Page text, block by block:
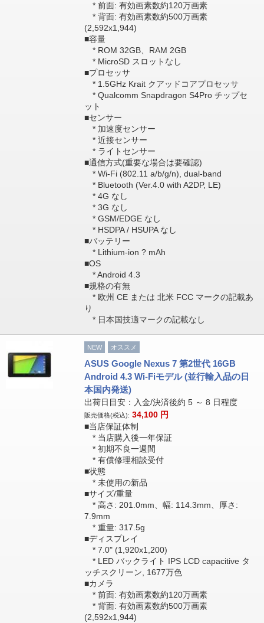
* 前面: 有効画素数約120万画素
* 背面: 有効画素数約500万画素
(2,592x1,944)
■容量
* ROM 32GB、RAM 2GB
* MicroSD スロットなし
■プロセッサ
* 1.5GHz Krait クアッドコアプロセッサ
* Qualcomm Snapdragon S4Pro チップセ
ット
■センサー
* 加速度センサー
* 近接センサー
* ライトセンサー
■通信方式(重要な場合は要確認)
* Wi-Fi (802.11 a/b/g/n), dual-band
* Bluetooth (Ver.4.0 with A2DP, LE)
* 4G なし
* 3G なし
* GSM/EDGE なし
* HSDPA / HSUPA なし
■バッテリー
* Lithium-ion ? mAh
■OS
* Android 4.3
■規格の有無
* 欧州 CE または 北米 FCC マークの記載あ
り
* 日本国技適マークの記載なし
NEW オススメ
ASUS Google Nexus 7 第2世代 16GB
Android 4.3 Wi-Fiモデル (並行輸入品の日
本国内発送)
出荷日目安：入金/決済後約 5 ～ 8 日程度
販売価格(税込): 34,100 円
■当店保証体制
* 当店購入後一年保証
* 初期不良一週間
* 有償修理相談受付
■状態
* 未使用の新品
■サイズ/重量
* 高さ: 201.0mm、幅: 114.3mm、厚さ:
7.9mm
* 重量: 317.5g
■ディスプレイ
* 7.0" (1,920x1,200)
* LED バックライト IPS LCD capacitive タ
ッチスクリーン, 1677万色
■カメラ
* 前面: 有効画素数約120万画素
* 背面: 有効画素数約500万画素
(2,592x1,944)